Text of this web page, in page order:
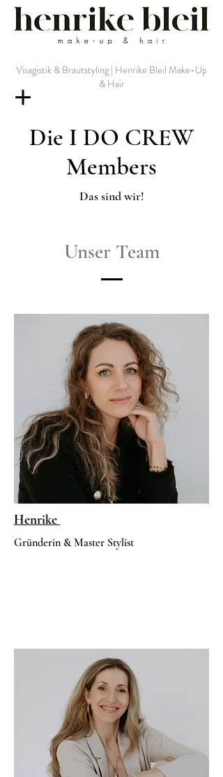
Visagistik & Brautstyling | Henrike Bleil Make-Up
& Hair
Die I DO CREW
Members
Das sind wir!
Unser Team
Henrike
Gründerin & Master Stylist